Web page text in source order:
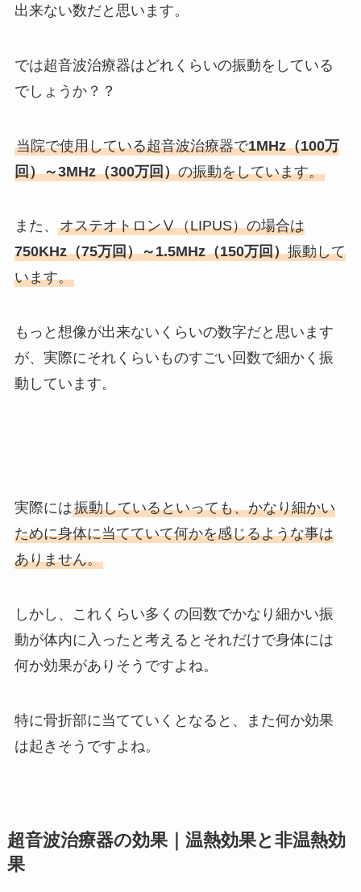
出来ない数だと思います。
では超音波治療器はどれくらいの振動をしている
でしょうか？？
当院で使用している超音波治療器で1MHz（100万
回）～3MHz（300万回）の振動をしています。
また、 オステオトロンⅤ（LIPUS）の場合は
750KHz（75万回）～1.5MHz（150万回）振動して
います。
もっと想像が出来ないくらいの数字だと思います
が、実際にそれくらいものすごい回数で細かく振
動しています。
実際には振動しているといっても、かなり細かい
ために身体に当てていて何かを感じるような事は
ありません。
しかし、これくらい多くの回数でかなり細かい振
動が体内に入ったと考えるとそれだけで身体には
何か効果がありそうですよね。
特に骨折部に当てていくとなると、また何か効果
は起きそうですよね。
超音波治療器の効果｜温熱効果と非温熱効
果